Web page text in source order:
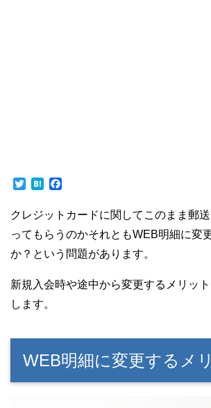
t
t
r
H
e
n
e
b
o
o
クレジットカードに関してこのまま郵
ってもらうのかそれともWEB明細に変
か？という問題があります。
新規入会時や途中から変更するメリッ
します。
WEB明細に変更するメ